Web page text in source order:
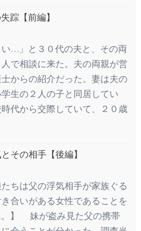
踪【前編】
い…」と３０代の夫と、その両
で相談に来た。夫の両親が営
からの紹介だった。妻は夫の
生の２人の子と同居してい
代から交際していて、２０歳
その相手【後編】
たちは父の浮気相手が家族ぐる
合いがある女性であることを
】 妹が盗み見た父の携帯